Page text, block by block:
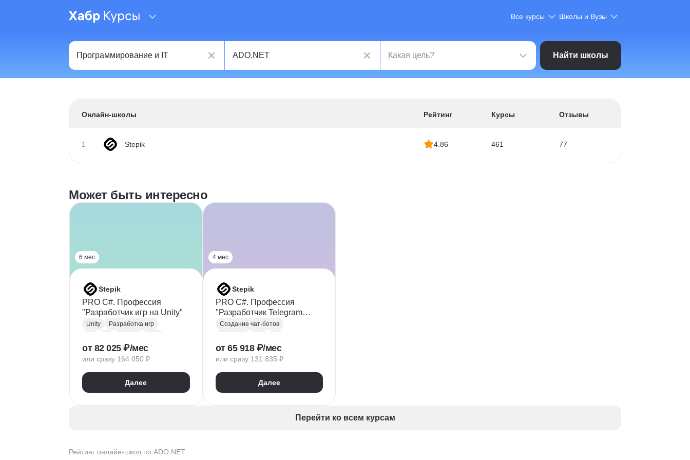
Все курсы Школы и Вузы
Найти школы
Рейтинг онлайн-школ по ADO.NET
Онлайн-школы Рейтинг Курсы Отзывы
1 Stepik 4.86 461 77
Может быть интересно
6 мес
Stepik
PRO C#. Профессия
"Разработчик игр на Unity"
Unity
Разработка игр
Linq
JSON
XML
ADO.NET
Базы данных
Разработка
.NET
от 82 025 ₽/мес
или сразу 164 050 ₽
Далее
4 мес
Stepik
PRO C#. Профессия
"Разработчик Telegram
ботов"
Создание чат-ботов
Разработка
Visual Studio
Linq
GitHub
ООП
Базы данных
CRUD
от 65 918 ₽/мес
или сразу 131 835 ₽
Далее
Перейти ко всем курсам